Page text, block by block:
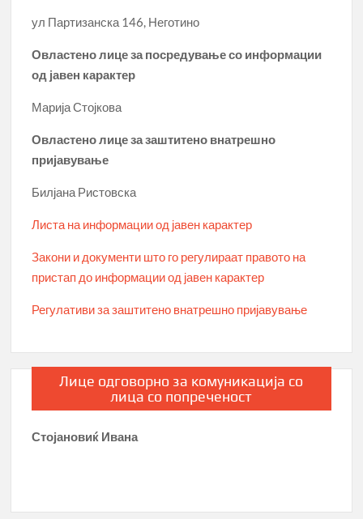
ул Партизанска 146, Неготино
Овластено лице за посредување со информации
од јавен карактер
Марија Стојкова
Овластено лице за заштитено внатрешно
пријавување
Билјана Ристовска
Листа на информации од јавен карактер
Закони и документи што го регулираат правото на
пристап до информации од јавен карактер
Регулативи за заштитено внатрешно пријавување
Лице одговорно за комуникација со
лица со попреченост
Стојановиќ Ивана